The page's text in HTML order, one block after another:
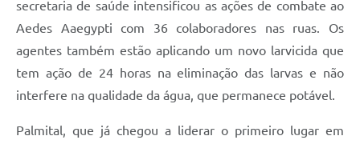
secretaria de saúde intensificou as ações de combate ao
Aedes Aaegypti com 36 colaboradores nas ruas. Os
agentes também estão aplicando um novo larvicida que
tem ação de 24 horas na eliminação das larvas e não
interfere na qualidade da água, que permanece potável.
Palmital, que já chegou a liderar o primeiro lugar em